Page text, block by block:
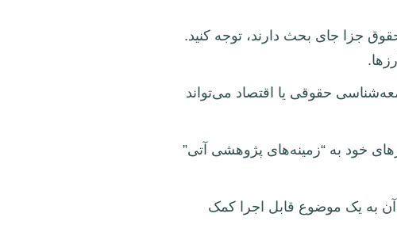
جزا جای بحث دارند، توجه کنید.
حقوقی یا اقتصاد می‌تواند
خود به “زمینه‌های پژوهشی آتی”
آن به یک موضوع قابل اجرا کمک